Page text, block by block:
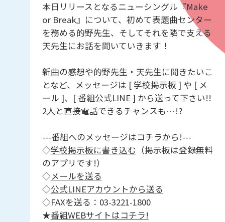
本日リリースとなるニューシングル『Make
or Break』について、初めて表題曲センター
を務める的野先生、そしてそれを隣で支える
天先生にお話を聞いていきます！
新曲の感想や的野先生・天先生に聞きたいこ
となど、メッセージは [ 学校掲示板 ] や [ メ
ール ]、[ 番組公式LINE ] から送って下さい!!
2人と直接電話できるチャンスも…!?
---番組へのメッセージはコチラから!---
◇学校掲示板に書き込む （掲示板は登録無料
のアプリです!）
◇メールを送る
◇公式LINEアカウントから送る
◇FAXを送る：03-3221-1800
★番組WEBサイトはコチラ!